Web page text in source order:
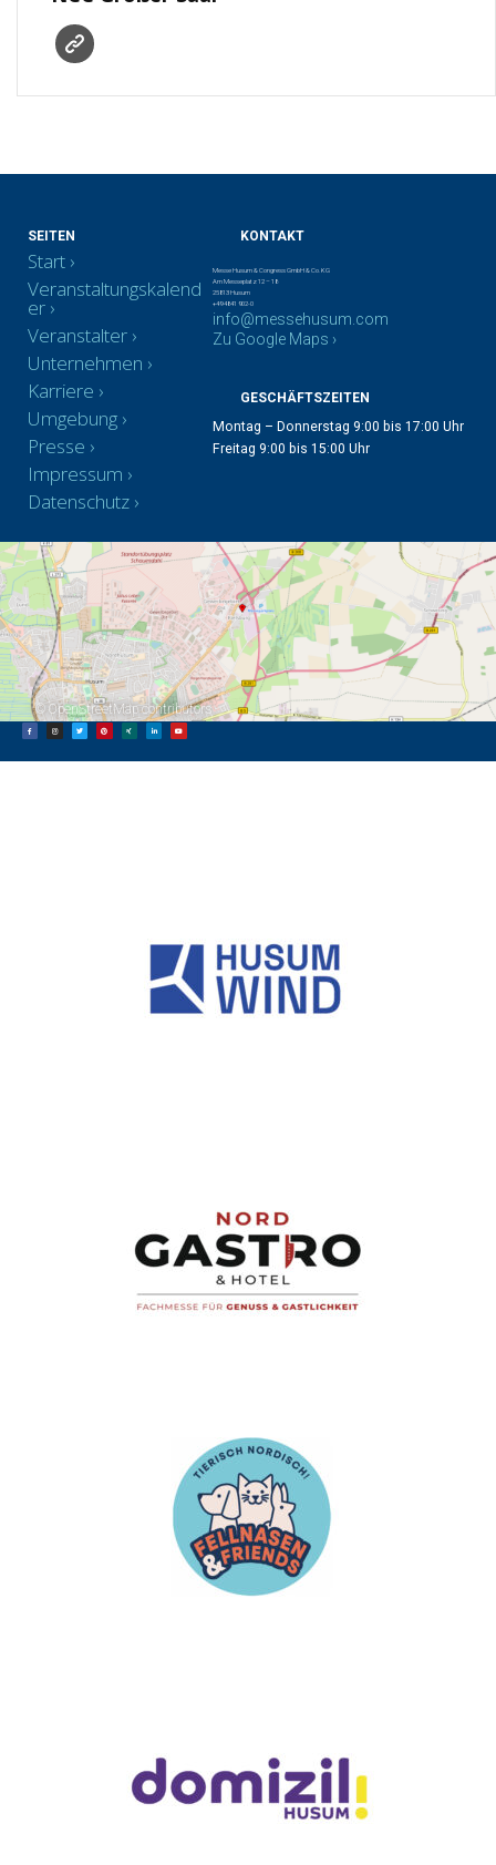
SEITEN
Start
Veranstaltungskalend
er
Veranstalter
Unternehmen
Karriere
Umgebung
Presse
Impressum
Datenschutz
KONTAKT
Messe Husum & Congress GmbH & Co. KG
Am Messeplatz 12 – 18
25813 Husum
+49 4841 902-0
info@messehusum.com
Zu Google Maps ›
GESCHÄFTSZEITEN
Montag – Donnerstag 9:00 bis 17:00 Uhr
Freitag 9:00 bis 15:00 Uhr
© OpenStreetMapcontributors